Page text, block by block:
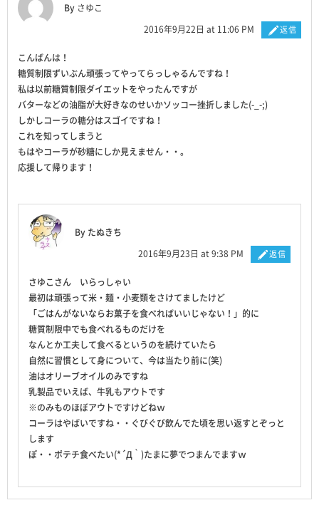
By さゆこ
2016年9月22日 at 11:06 PM
返信
こんばんは！
糖質制限ずいぶん頑張ってやってらっしゃるんですね！
私は以前糖質制限ダイエットをやったんですが
バターなどの油脂が大好きなのせいかソッコー挫折しました(-_-;)
しかしコーラの糖分はスゴイですね！
これを知ってしまうと
もはやコーラが砂糖にしか見えません・・。
応援して帰ります！
By たぬきち
2016年9月23日 at 9:38 PM
返信
さゆこさん いらっしゃい
最初は頑張って米・麺・小麦類をさけてましたけど
「ごはんがないならお菓子を食べればいいじゃない！」的に
糖質制限中でも食べれるものだけを
なんとか工夫して食べるというのを続けていたら
自然に習慣として身について、今は当たり前に(笑)
油はオリーブオイルのみですね
乳製品でいえば、牛乳もアウトです
※のみものほぼアウトですけどねｗ
コーラはやばいですね・・ぐびぐび飲んでた頃を思い返すとぞっと
します
ぽ・・ポテチ食べたい(*´Д｀)たまに夢でつまんでますｗ